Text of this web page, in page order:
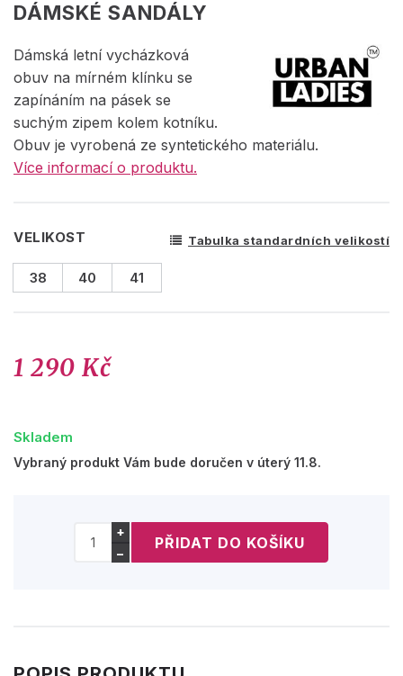
DÁMSKÉ SANDÁLY
Dámská letní vycházková
obuv na mírném klínku se
zapínáním na pásek se
suchým zipem kolem kotníku.
Obuv je vyrobená ze syntetického materiálu.
Více informací o produktu.
VELIKOST Tabulka standardních velikostí
38 40 41
1 290 Kč
Skladem
Vybraný produkt Vám bude doručen v úterý 11.8.
+
−